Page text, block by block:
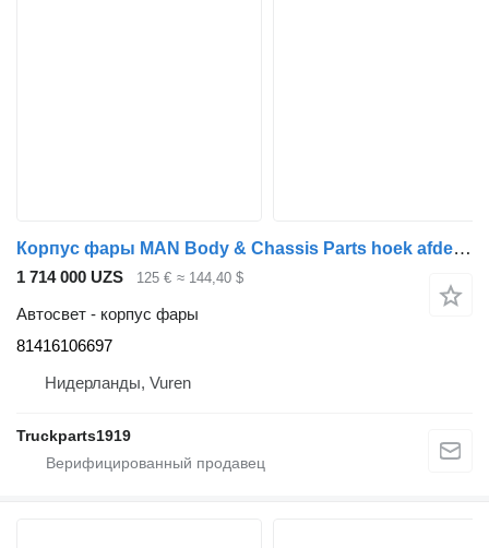
Корпус фары MAN Body & Chassis Parts hoek afdekking Li. 81416106697 для грузовика
1 714 000 UZS 125 € ≈ 144,40 $
Автосвет - корпус фары
81416106697
Нидерланды, Vuren
Truckparts1919